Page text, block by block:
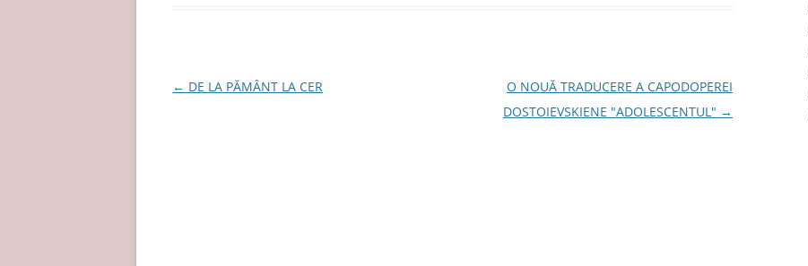
Navigare
← DE LA PĂMÂNT LA CER
O NOUĂ TRADUCERE A CAPODOPEREI
DOSTOIEVSKIENE "ADOLESCENTUL" →